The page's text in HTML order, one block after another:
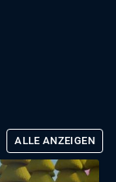
ALLE ANZEIGEN